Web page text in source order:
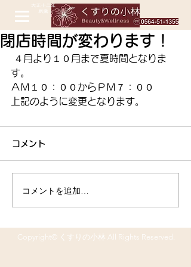
閉店時間が変わります！
す。
ＡＭ１０：００からＰＭ７：００
上記のように変更となります。
コメント
コメントを追加…
Copyright© くすりの小林 All Rights Reserved.